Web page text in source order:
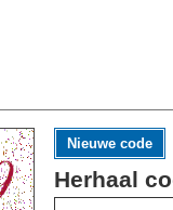
Nieuwe code
Herhaal